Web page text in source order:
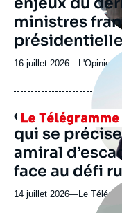
ministres
présidentielle
16 juillet 2026—Nom
journal,
ou
émission
L'Opinion
Logo
Image
« Il faut faire
qui se
amiral
face au défi
14 juillet 2026—Nom
Le
Image